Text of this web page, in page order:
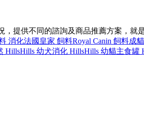
提供不同的諮詢及商品推薦方案，就
消化法國皇家 飼料Royal Canin 飼料成
HillsHills 幼犬消化 HillsHills 幼貓主食罐